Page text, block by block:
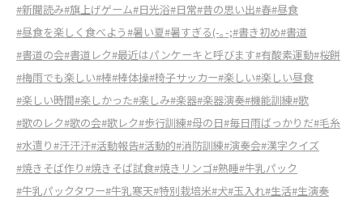
#新聞読み#旗上げゲーム#日光浴#日常#昔の思い出#春#昼食
#昼食を楽しく食べよう#暑い夏#暑すぎる(-｡-;#書き初め#書道
#書道の会#書道レク#最近はパンケーキと呼びます#有酸素運動#桜餅
#梅雨でも楽しい#棒#棒体操#椅子サッカー#楽しい#楽しい昼食
#楽しい時間#楽しかった#楽しみ#楽器#楽器演奏#機能訓練#歌
#歌のレク#歌の会#歌レク#歩行訓練#母の日#毎日雨ばっかりだ#毛糸
#水遣り#汗汗汗#活動報告#活動的#消防訓練#演奏会#漢字クイズ
#焼きそば作り#焼きそば試食#焼きリンゴ#熟睡#牛乳パック
#牛乳パックタワー#牛乳寒天#特別栽培米#犬#玉入れ#生活#生演奏